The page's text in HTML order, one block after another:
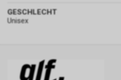
GESCHLECHT
Unisex